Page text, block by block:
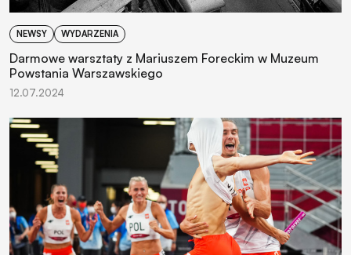
NEWSY WYDARZENIA
Darmowe warsztaty z Mariuszem Foreckim w Muzeum
Powstania Warszawskiego
12.07.2024